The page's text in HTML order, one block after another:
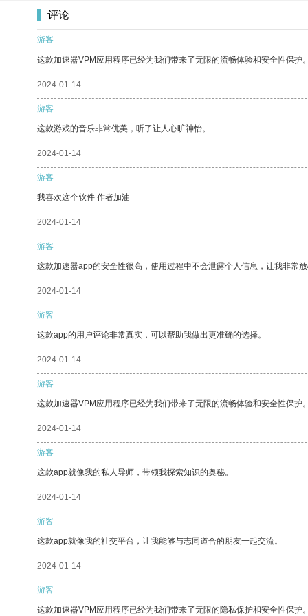
评论
游客
这款加速器VPM应用程序已经为我们带来了无限的流畅体验和安全性保护
2024-01-14
游客
这款游戏的音乐非常优美，听了让人心旷神怡。
2024-01-14
游客
我喜欢这个软件 作者加油
2024-01-14
游客
这款加速器app的安全性很高，使用过程中不会泄露个人信息，让我非常
2024-01-14
游客
这款app的用户评论非常真实，可以帮助我做出更准确的选择。
2024-01-14
游客
这款加速器VPM应用程序已经为我们带来了无限的流畅体验和安全性保护
2024-01-14
游客
这款app就像我的私人导师，带领我探索知识的奥秘。
2024-01-14
游客
这款app就像我的社交平台，让我能够与志同道合的朋友一起交流。
2024-01-14
游客
这款加速器VPM应用程序已经为我们带来了无限的隐私保护和安全性保护